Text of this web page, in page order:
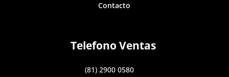
Contacto
Telefono Ventas
(81) 2900 0580